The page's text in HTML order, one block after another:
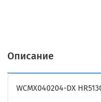
Описание
WCMX040204-DX